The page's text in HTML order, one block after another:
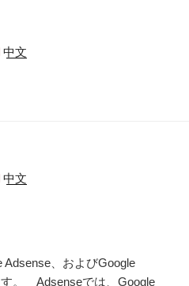
中文
中文
Adsense、およびGoogle
。 Adsenseでは、Google